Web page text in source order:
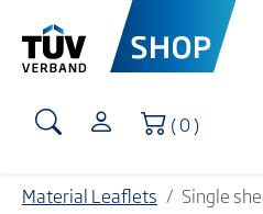
Shopping
( 0 )
Material Leaflets Single